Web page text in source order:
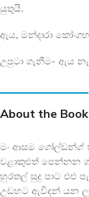
යුතුයි.
ඇය, මන්දාරා
උපුටා ගැනීම- ඇය
About the Book
මං ආසම ගෝල්ඩන්ග්
වළාකුළුත් පෙන්නන
හුරතල් සුදු පාට එළු
උඩහට ඇවිදන් යන